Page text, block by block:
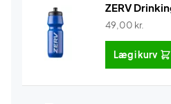
ZERV
49,00 kr.
Læg i kurv